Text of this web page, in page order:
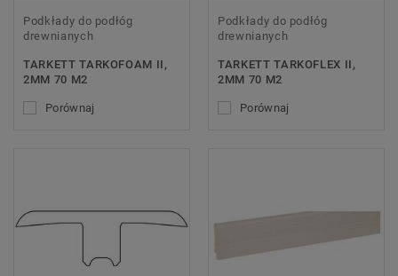
Podkłady do podłóg
drewnianych
TARKETT TARKOFOAM II,
2MM 70 M2
Porównaj
Podkłady do podłóg
drewnianych
TARKETT TARKOFLEX II,
2MM 70 M2
Porównaj